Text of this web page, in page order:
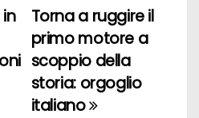
Torna a ruggire il
primo motore a
scoppio della
storia: orgoglio
italiano